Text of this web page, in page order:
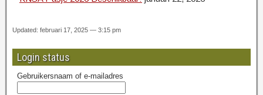
Updated: februari 17, 2025 — 3:15 pm
Login status
Gebruikersnaam of e-mailadres